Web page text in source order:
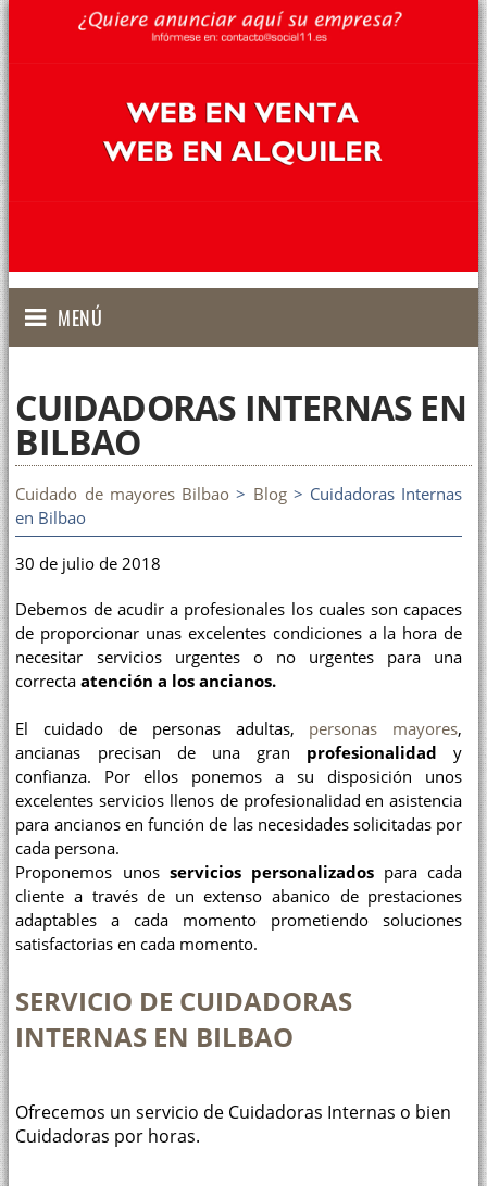
MENÚ
CUIDADORAS INTERNAS EN
BILBAO
Cuidado de mayores Bilbao > Blog> Cuidadoras Internas
en Bilbao
30 de julio de 2018
Debemos de acudir a profesionales los cuales son capaces
de proporcionar unas excelentes condiciones a la hora de
necesitar servicios urgentes o no urgentes para una
correctaatención a los ancianos.
El cuidado de personas adultas, personas mayores,
ancianas precisan de una gran profesionalidady
confianza. Por ellos ponemos a su disposición unos
excelentes servicios llenos de profesionalidad en asistencia
para ancianos en función de las necesidades solicitadas por
cada persona.
Proponemos unos servicios personalizados para cada
cliente a través de un extenso abanico de prestaciones
adaptables a cada momento prometiendo soluciones
satisfactorias en cada momento.
SERVICIO DE CUIDADORAS
INTERNAS EN BILBAO
Ofrecemos un servicio de Cuidadoras Internas o bien
Cuidadoras por horas.